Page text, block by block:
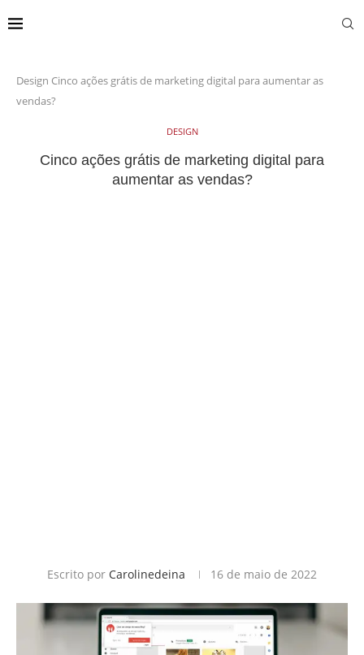
Design Cinco ações grátis de marketing digital para aumentar as
vendas?
DESIGN
Cinco ações grátis de marketing digital para
aumentar as vendas?
Escrito por Carolinedeina 16 de maio de 2022